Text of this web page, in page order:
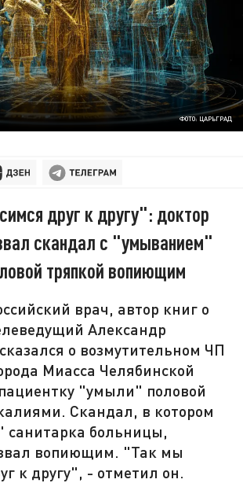
ФОТО: ЦАРЬГРАД
друг к другу": доктор
скандал с "умыванием"
тряпкой вопиющим
врач, автор книг о
Александр
о возмутительном ЧП
Миасса Челябинской
"умыли" половой
Скандал, в котором
санитарка больницы,
вопиющим. "Так мы
к другу", - отметил он.